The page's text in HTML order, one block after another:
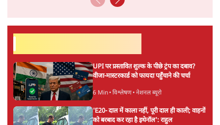
UPI पर प्रस्तावित शुल्क के पीछे ट्रंप का दबाव?
वीजा-मास्टरकार्ड को फायदा पहुँचाने की चर्चा
6 Min• विश्लेषण• नेशनल ब्यूरो
'E20- दाल में काला नहीं, पूरी दाल ही काली; वाहनों
को बरबाद कर रहा है इथेनॉल': राहुल